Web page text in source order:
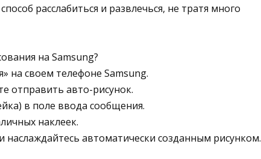
расслабиться и развлечься, не тратя много
на Samsung?
на своем телефоне Samsung.
отправить авто-рисунок.
в поле ввода сообщения.
наклеек.
автоматически созданным рисунком.